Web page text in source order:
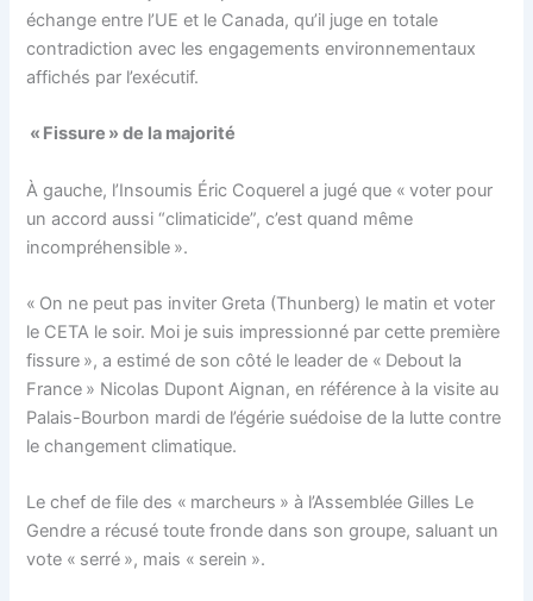
échange entre l’UE et le Canada, qu’il juge en totale
contradiction avec les engagements environnementaux
affichés par l’exécutif.
« Fissure » de la majorité
À gauche, l’Insoumis Éric Coquerel a jugé que « voter pour
un accord aussi “climaticide”, c’est quand même
incompréhensible ».
« On ne peut pas inviter Greta (Thunberg) le matin et voter
le CETA le soir. Moi je suis impressionné par cette première
fissure », a estimé de son côté le leader de « Debout la
France » Nicolas Dupont Aignan, en référence à la visite au
Palais-Bourbon mardi de l’égérie suédoise de la lutte contre
le changement climatique.
Le chef de file des « marcheurs » à l’Assemblée Gilles Le
Gendre a récusé toute fronde dans son groupe, saluant un
vote « serré », mais « serein ».